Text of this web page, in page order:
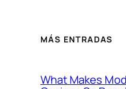
MÁS ENTRADAS
What Makes